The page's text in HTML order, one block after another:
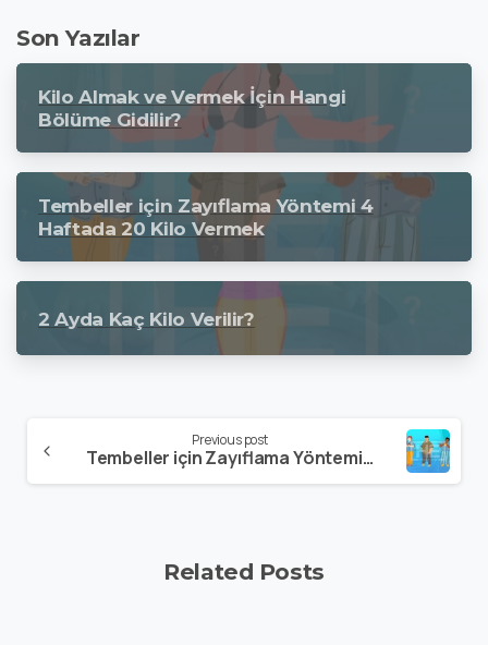
Son Yazılar
Kilo Almak ve Vermek İçin Hangi
Bölüme Gidilir?
Tembeller için Zayıflama Yöntemi 4
Haftada 20 Kilo Vermek
2 Ayda Kaç Kilo Verilir?
Previous post
Tembeller için Zayıflama Yöntemi 4 Haftada 20 Kilo Vermek
Related Posts